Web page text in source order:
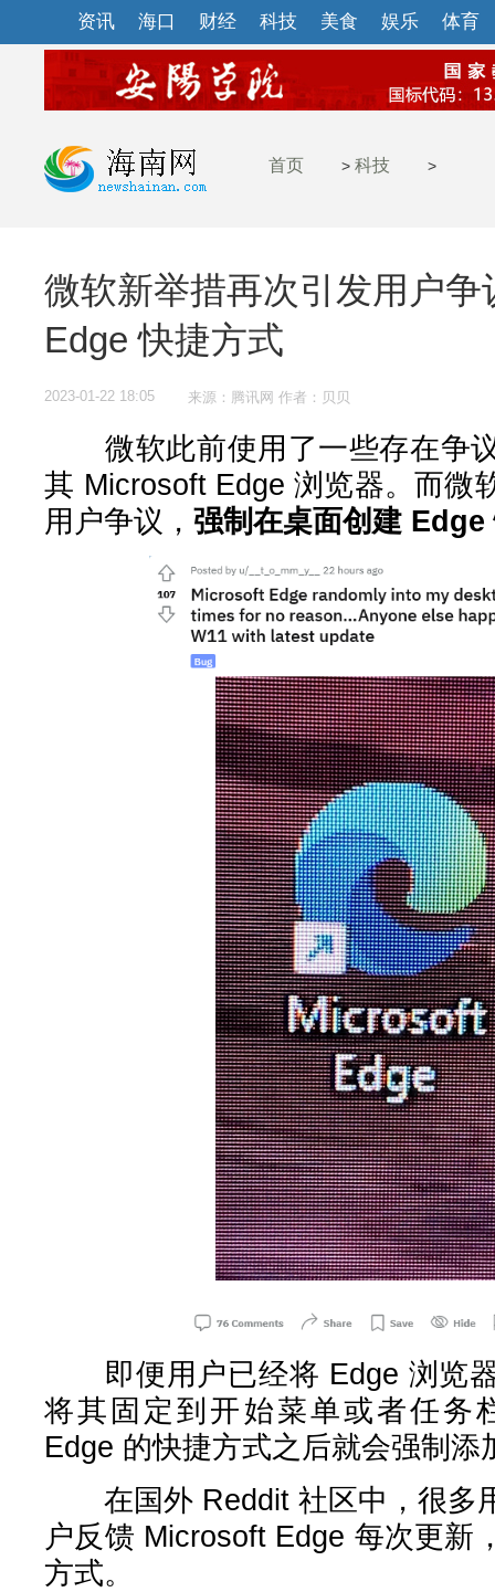
资讯 海口 财经 科技 美食 娱乐 体育
首页 > 科技 >
微软新举措再次引发用户
Edge 快捷方式
2023-01-22 18:05 来源：腾讯网 作者：贝贝
微软此前使用了一些存在争
其 Microsoft Edge 浏览器。而微
用户争议， 强制在桌面创建 Edge
即便用户已经将 Edge 浏览器
将其固定到开始菜单或者任务
Edge 的快捷方式之后就会强制添
在国外 Reddit 社区中，很多
户反馈 Microsoft Edge 每次更新
方式。